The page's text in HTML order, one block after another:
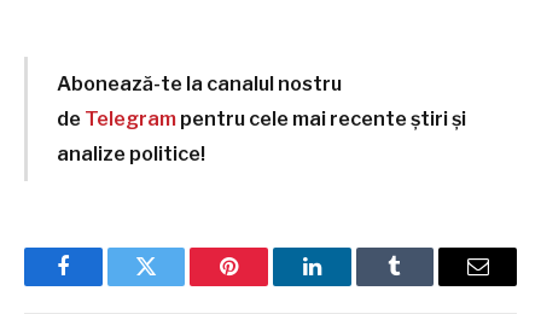
Abonează-te la canalul nostru
de Telegram pentru cele mai recente știri și
analize politice!
FacebookTwitter Pinterest LinkedInTumblr Email